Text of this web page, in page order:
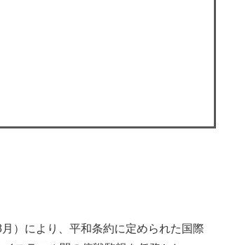
）により、平和条約に定められた国際